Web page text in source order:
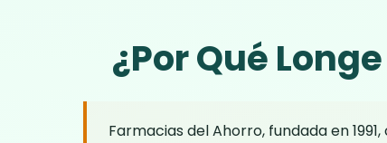
¿Por Qué
Farmacias del Ahorro, fundada en